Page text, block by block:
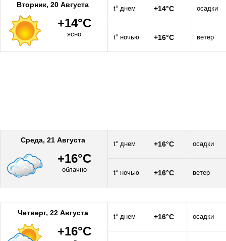
Вторник, 20 Августа
+14°C
ясно
t° днем +14°C осадки
t° ночью +16°C ветер
Среда, 21 Августа
+16°C
облачно
t° днем +16°C осадки
t° ночью +16°C ветер
Четверг, 22 Августа
+16°C
t° днем +16°C осадки